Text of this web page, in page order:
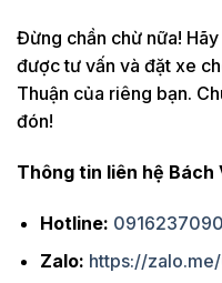
Đừng chần chừ nữa!
được tư vấn và đặt xe
Thuận của riêng bạn.
đón!
Thông tin liên hệ Bách
Hotline: 0916237090
Zalo: https://